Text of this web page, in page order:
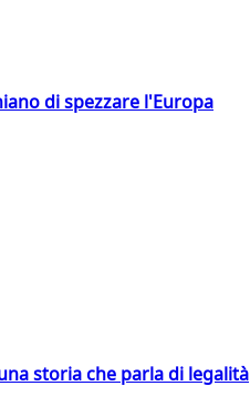
di spezzare l'Europa
storia che parla di legalità